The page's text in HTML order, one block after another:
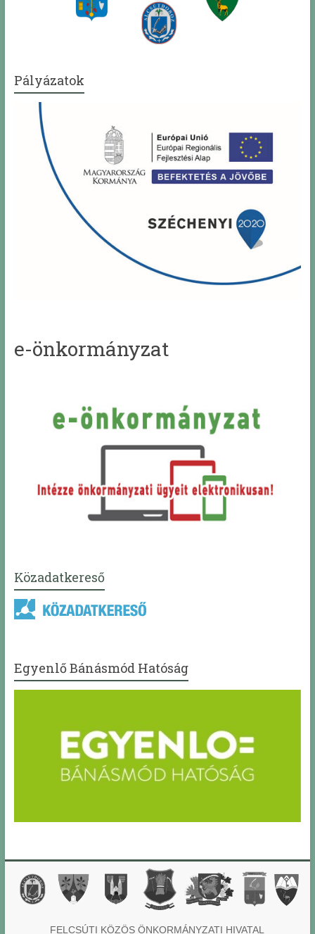
Pályázatok
e-önkormányzat
Közadatkereső
Egyenlő Bánásmód Hatóság
FELCSÚTI KÖZÖS ÖNKORMÁNYZATI HIVATAL